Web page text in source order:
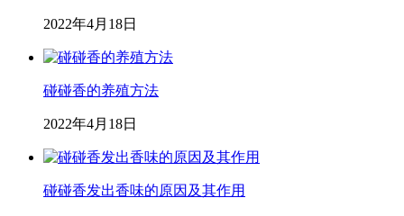
2022年4月18日
碰碰香的养殖方法
2022年4月18日
碰碰香发出香味的原因及其作用